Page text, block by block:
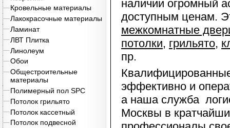
Кровельные материалы
Лакокрасочные материалы
Ламинат
ЛВТ Плитка
Линолеум
Обои
Общестроительные
материалы
Полимерный пол SPC
Потолок грильято
Потолок кассетный
Потолок подвесной
наличии огромный
доступным ценам.
межкомнатные
потолки, грильято,
пр.
эффективно и
а наша служба
Москвы в